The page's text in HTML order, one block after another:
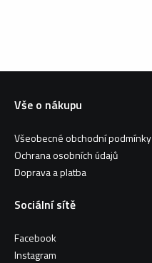
Vše o nákupu
Všeobecné obchodní podmínky
Ochrana osobních údajů
Doprava a platba
Sociální sítě
Facebook
Instagram